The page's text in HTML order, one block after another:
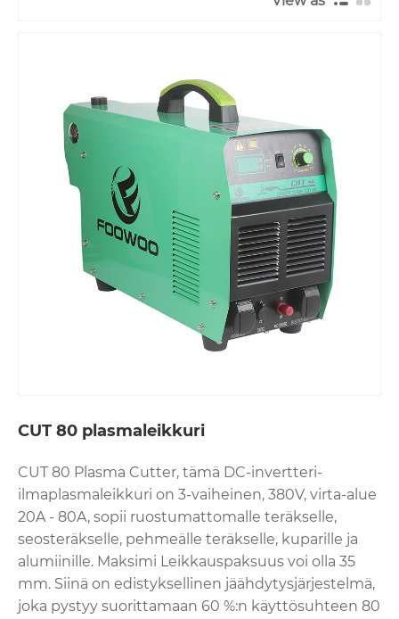
CUT 80 plasmaleikkuri
CUT 80 Plasma Cutter, tämä DC-invertteri-
ilmaplasmaleikkuri on 3-vaiheinen, 380V, virta-alue
20A - 80A, sopii ruostumattomalle teräkselle,
seosteräkselle, pehmeälle teräkselle, kuparille ja
alumiinille. Maksimi Leikkauspaksuus voi olla 35
mm. Siinä on edistyksellinen jäähdytysjärjestelmä,
joka pystyy suorittamaan 60 %:n käyttösuhteen 80